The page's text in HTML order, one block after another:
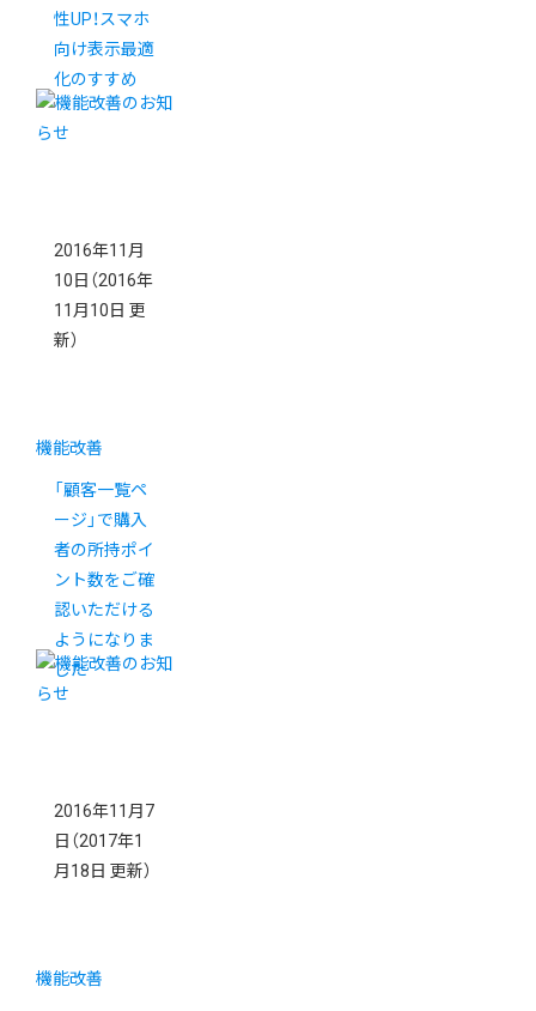
性UP！スマホ
向け表示最適
化のすすめ
2016年11月
10日 （2016年
11月10日 更
新）
機能改善
「顧客一覧ペ
ージ」で購入
者の所持ポイ
ント数をご確
認いただける
ようになりま
した
2016年11月7
日 （2017年1
月18日 更新）
機能改善